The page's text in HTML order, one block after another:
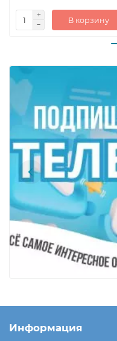
В корзину
Информация